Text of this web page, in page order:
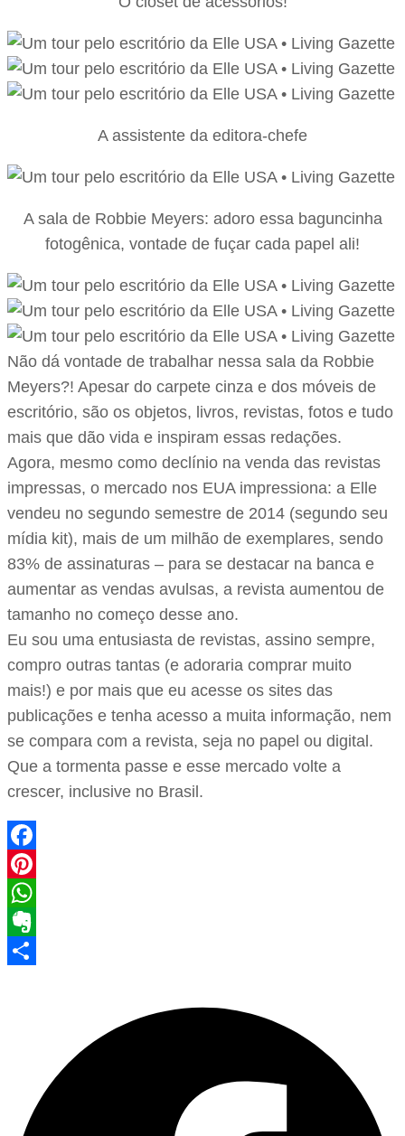
A assistente da editora-chefe
A sala de Robbie Meyers: adoro essa baguncinha
fotogênica, vontade de fuçar cada papel ali!
Não dá vontade de trabalhar nessa sala da Robbie
Meyers?! Apesar do carpete cinza e dos móveis de
escritório, são os objetos, livros, revistas, fotos e tudo
mais que dão vida e inspiram essas redações.
Agora, mesmo como declínio na venda das revistas
impressas, o mercado nos EUA impressiona: a Elle
vendeu no segundo semestre de 2014 (segundo seu
mídia kit), mais de um milhão de exemplares, sendo
83% de assinaturas – para se destacar na banca e
aumentar as vendas avulsas, a revista aumentou de
tamanho no começo desse ano.
Eu sou uma entusiasta de revistas, assino sempre,
compro outras tantas (e adoraria comprar muito
mais!) e por mais que eu acesse os sites das
publicações e tenha acesso a muita informação, nem
se compara com a revista, seja no papel ou digital.
Que a tormenta passe e esse mercado volte a
crescer, inclusive no Brasil.
Facebook
Pinterest
WhatsApp
Evernote